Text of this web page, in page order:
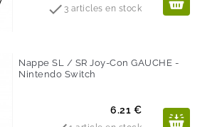
 3 articles en stock
Nappe SL / SR Joy-Con GAUCHE -
Nintendo Switch
Prix
6.21 €